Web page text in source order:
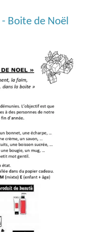
Boite de Noël